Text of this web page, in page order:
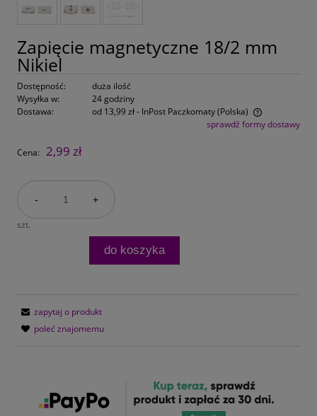
Zapięcie magnetyczne 18/2 mm
Nikiel
Dostępność:
duża ilość
Wysyłka w:
24 godziny
Dostawa:
od 13,99 zł- InPost Paczkomaty(Polska)
Cena nie zawiera ewentualnych kosztów płatnościsprawdź formy dostawy
Cena: 2,99 zł
- +
szt.
do koszyka
zapytaj o produkt
poleć znajomemu